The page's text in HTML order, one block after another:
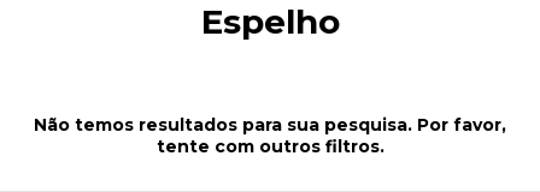
Espelho
Não temos resultados para sua pesquisa. Por favor,
tente com outros filtros.